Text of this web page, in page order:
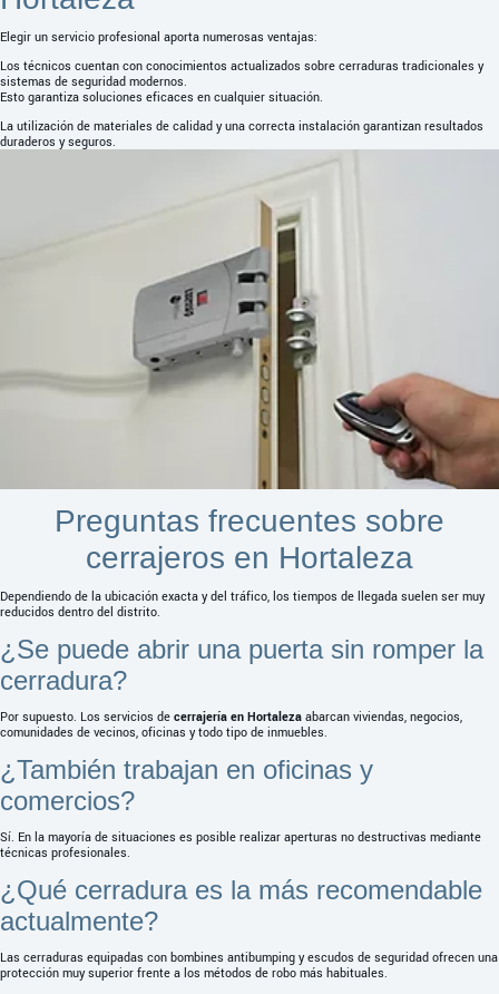
Elegir un servicio profesional aporta numerosas ventajas:
Los técnicos cuentan con conocimientos actualizados sobre cerraduras tradicionales y
sistemas de seguridad modernos.
Esto garantiza soluciones eficaces en cualquier situación.
La utilización de materiales de calidad y una correcta instalación garantizan resultados
duraderos y seguros.
Preguntas frecuentes sobre
cerrajeros en Hortaleza
Dependiendo de la ubicación exacta y del tráfico, los tiempos de llegada suelen ser muy
reducidos dentro del distrito.
¿Se puede abrir una puerta sin romper la
cerradura?
Por supuesto. Los servicios de cerrajería en Hortaleza abarcan viviendas, negocios,
comunidades de vecinos, oficinas y todo tipo de inmuebles.
¿También trabajan en oficinas y
comercios?
Sí. En la mayoría de situaciones es posible realizar aperturas no destructivas mediante
técnicas profesionales.
¿Qué cerradura es la más recomendable
actualmente?
Las cerraduras equipadas con bombines antibumping y escudos de seguridad ofrecen una
protección muy superior frente a los métodos de robo más habituales.